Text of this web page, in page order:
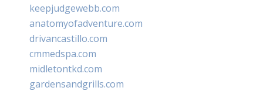
keepjudgewebb.com
anatomyofadventure.com
drivancastillo.com
cmmedspa.com
midletontkd.com
gardensandgrills.com